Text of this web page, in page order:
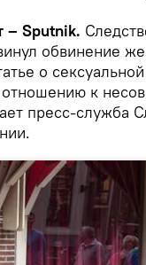
– Sputnik.
обвинение
о
к
пресс-служба